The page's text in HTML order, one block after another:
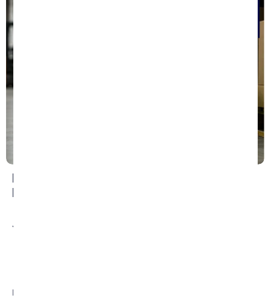
Errores que Debes Evitar Después de una
Lesión Laboral
July 22, 2026
Read More